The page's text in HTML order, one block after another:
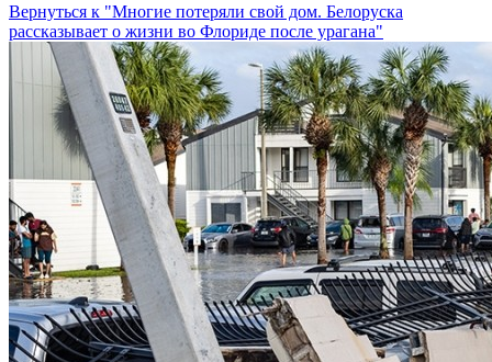
Вернуться к "Многие потеряли свой дом. Белоруска
рассказывает о жизни во Флориде после урагана"